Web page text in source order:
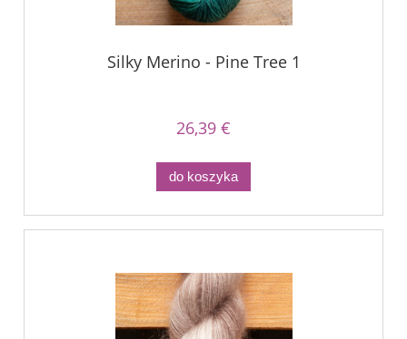
Silky Merino - Pine Tree 1
26,39 €
do koszyka